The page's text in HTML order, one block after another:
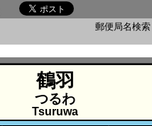
郵便局名検
鶴羽
つるわ
Tsuruwa